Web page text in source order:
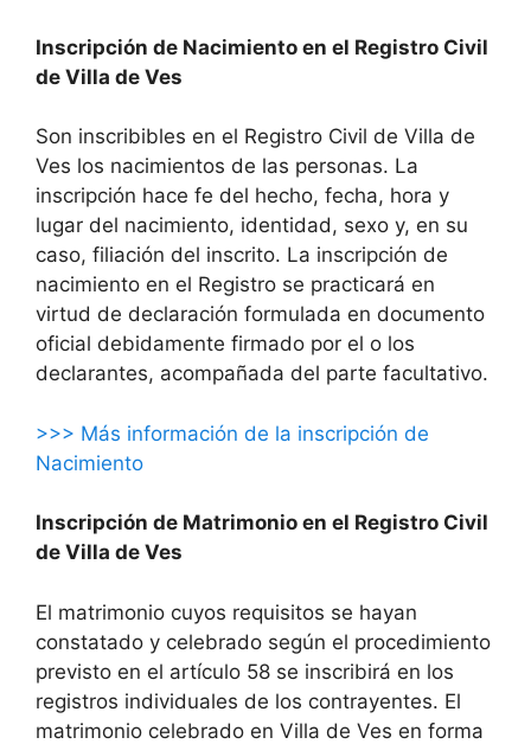
Inscripción de Nacimiento en el Registro Civil
de Villa de Ves
Son inscribibles en el Registro Civil de Villa de
Ves los nacimientos de las personas. La
inscripción hace fe del hecho, fecha, hora y
lugar del nacimiento, identidad, sexo y, en su
caso, filiación del inscrito. La inscripción de
nacimiento en el Registro se practicará en
virtud de declaración formulada en documento
oficial debidamente firmado por el o los
declarantes, acompañada del parte facultativo.
>>> Más información de la inscripción de
Nacimiento
Inscripción de Matrimonio en el Registro Civil
de Villa de Ves
El matrimonio cuyos requisitos se hayan
constatado y celebrado según el procedimiento
previsto en el artículo 58 se inscribirá en los
registros individuales de los contrayentes. El
matrimonio celebrado en Villa de Ves en forma